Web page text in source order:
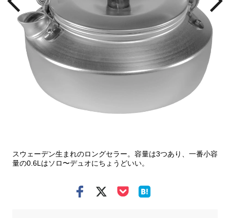
スウェーデン生まれのロングセラー。容量は3つあり、一番小容
量の0.6Lはソロ〜デュオにちょうどいい。